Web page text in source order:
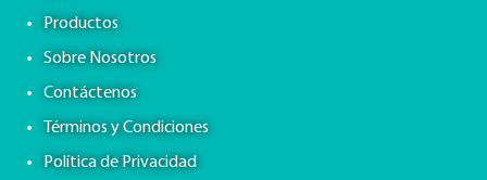
Productos
Sobre Nosotros
Contáctenos
Términos y Condiciones
Política de Privacidad